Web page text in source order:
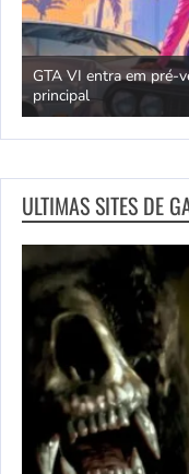
GTA VI entra em pré-
principal
ULTIMAS SITES DE